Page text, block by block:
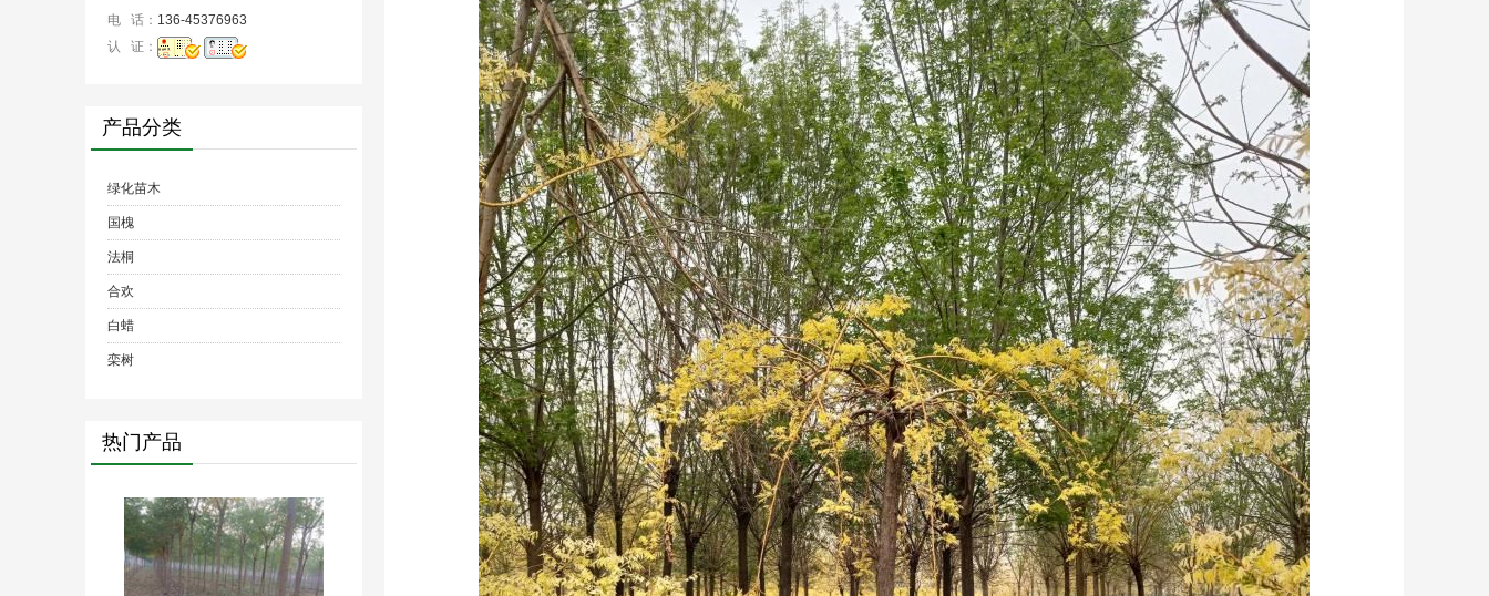
电 话： 136-45376963
认 证：
产品分类
绿化苗木
国槐
法桐
合欢
白蜡
栾树
热门产品